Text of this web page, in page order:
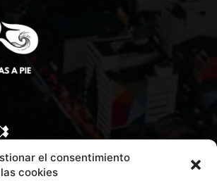
el consentimiento
cookies